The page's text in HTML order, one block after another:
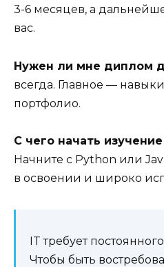
3-6 месяцев, а
вас.
Нужен ли мне диплом
всегда. Главное —
портфолио.
С чего начать
Начните с Python или
в освоении и широко
IT требует
Чтобы быть